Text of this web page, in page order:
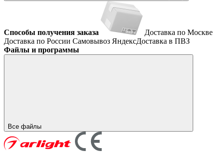
Способы получения заказа
Доставка по Москве
Доставка по России Самовывоз ЯндексДоставка в ПВЗ
Файлы и программы
Все файлы